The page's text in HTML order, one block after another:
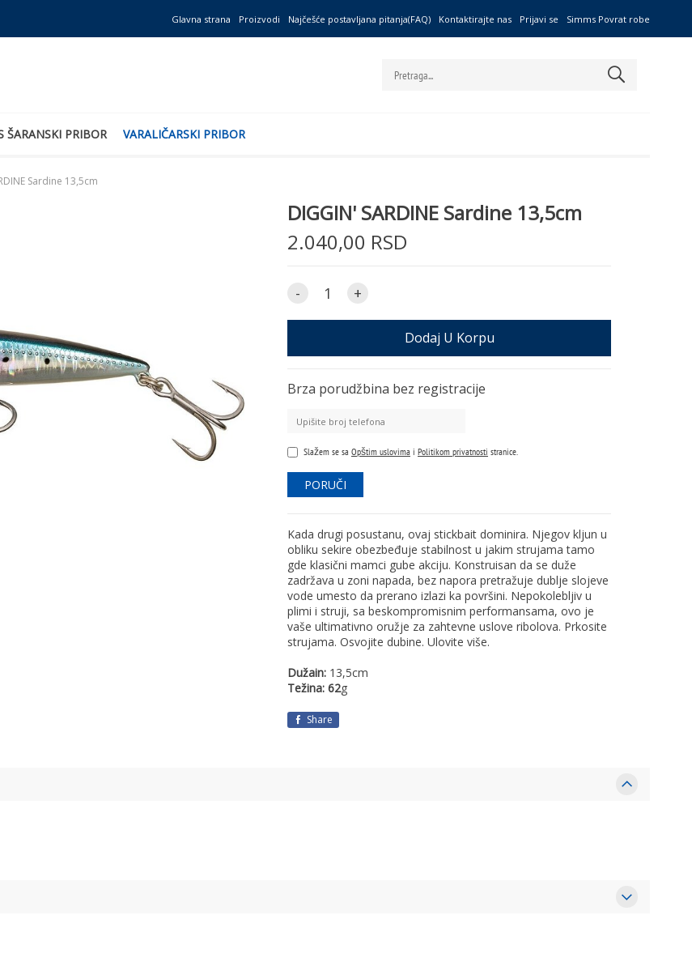
Glavna strana Proizvodi Najčešće postavljana pitanja(FAQ) Kontaktirajte nas Prijavi se Simms Povrat robe
ŠARANSKI PRIBOR VARALIČARSKI PRIBOR
Sardine 13,5cm
DIGGIN' SARDINE Sardine 13,5cm
2.040,00 RSD
- +
Dodaj U Korpu
Brza porudžbina bez registracije
Slažem se sa Opštim uslovima i Politikom privatnosti stranice.
Kada drugi posustanu, ovaj stickbait dominira. Njegov kljun u
obliku sekire obezbeđuje stabilnost u jakim strujama tamo
gde klasični mamci gube akciju. Konstruisan da se duže
zadržava u zoni napada, bez napora pretražuje dublje slojeve
vode umesto da prerano izlazi ka površini. Nepokolebljiv u
plimi i struji, sa beskompromisnim performansama, ovo je
vaše ultimativno oružje za zahtevne uslove ribolova. Prkosite
strujama. Osvojite dubine. Ulovite više.
Dužain: 13,5cm
Težina: 62g
Share